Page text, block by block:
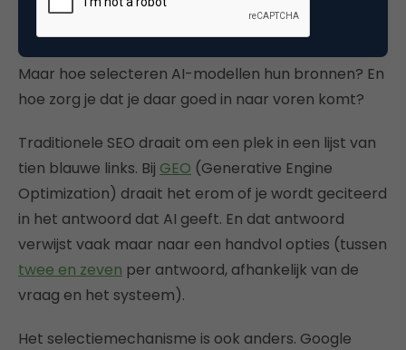
Hoe AI bepaalt welke merken het
aanbeveelt.
Maar hoe selecteren AI-modellen hun bronnen? En
hoe zorg je dat je daar goed in naar voren komt?
Traditionele SEO draait om een plek in een lijst van
tien blauwe links. Bij GEO (Generative Engine
Optimization) draait het erom of je wordt geciteerd
in het antwoord dat AI geeft. En dat antwoord
verwijst vaak maar naar een handvol opties (tussen
twee en zeven per antwoord, afhankelijk van de
vraag en het systeem).
Het selectiemechanisme is ook anders. Google